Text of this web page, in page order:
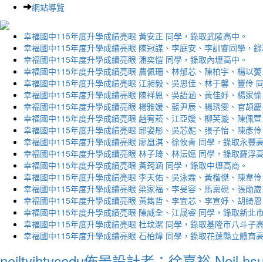
網站導覽
幸福國中115年度升學成績亮眼 黃安正 同學，錄取武陵高中。
幸福國中115年度升學成績亮眼 陳冠謀、李庭安、李訓睿同學，
幸福國中115年度升學成績亮眼 潘奕愷 同學，錄取內壢高中。
幸福國中115年度升學成績亮眼 農佩珊、林郁芯、陳柏宇、楊以
幸福國中115年度升學成績亮眼 江昶毅、吳思佳、林于馨、豐伶
幸福國中115年度升學成績亮眼 陳祥恩、吳語涵、黃佳妤、楊家
幸福國中115年度升學成績亮眼 楊雅媛、藍尹辰、楊琇雯、官頡
幸福國中115年度升學成績亮眼 趙宥菘、江亞嬡、柳芙漩、陳佩
幸福國中115年度升學成績亮眼 邱姿彤、吳芯妮、張子怡、陳彥
幸福國中115年度升學成績亮眼 廖凰淇、徐攸青 同學，錄取永豐
幸福國中115年度升學成績亮眼 林子琦、林沄嬨 同學，錄取羅浮
幸福國中115年度升學成績亮眼 黃筠涵 同學，錄取中壢高商。
幸福國中115年度升學成績亮眼 李天佑、吳泳霖、黃楷傑、陳韋
幸福國中115年度升學成績亮眼 梁家福、李旻容、馬稟硯、張勛
幸福國中115年度升學成績亮眼 黃雋哲、李宜芯、李宣妤、胡綺
幸福國中115年度升學成績亮眼 陳威全、江晟睿 同學，錄取新北
幸福國中115年度升學成績亮眼 杜玟潔 同學，錄取基隆市八斗子
幸福國中115年度升學成績亮眼 石柏煒 同學，錄取花蓮縣立體育